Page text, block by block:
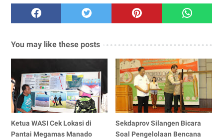
You may like these posts
Ketua WASI Cek Lokasi di
Pantai Megamas Manado
Sekdaprov Silangen Bicara
Soal Pengelolaan Bencana